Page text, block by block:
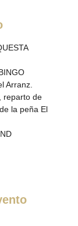
Arranz.
reparto de
la peña El